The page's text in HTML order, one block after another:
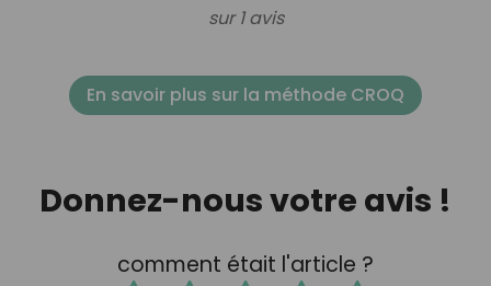
sur 1 avis
En savoir plus sur la méthode CROQ
Donnez-nous votre avis !
comment était l'article ?